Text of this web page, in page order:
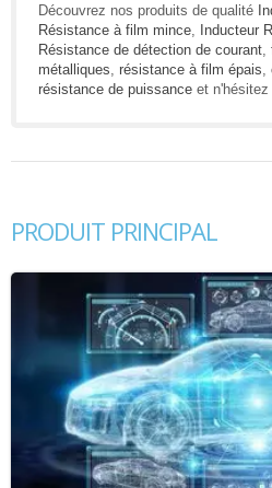
Découvrez nos produits de qualité
Résistance à film mince Inducteur
Résistance de détection de courant
métalliques résistance à film épais
résistance de puissance et
PRODUIT PRINCIPAL